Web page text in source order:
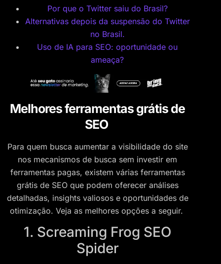
Por que o Twitter saiu do Brasil?
Alternativas depois da suspensão do Twitter
no Brasil.
Uso de IA para SEO: oportunidade ou
ameaça?
Melhores ferramentas grátis de
SEO
Para quem busca aumentar a visibilidade do site
nos mecanismos de busca sem investir em
ferramentas pagas, existem várias ferramentas
grátis de SEO que podem oferecer análises
detalhadas, insights valiosos e oportunidades de
otimização. Veja as melhores opções a seguir.
1. Screaming Frog SEO
Spider